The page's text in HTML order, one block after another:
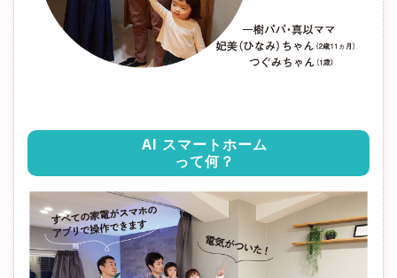
AI スマートホーム
って何？